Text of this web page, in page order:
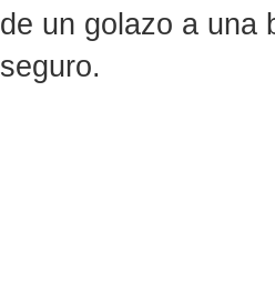
de un golazo a una
seguro.